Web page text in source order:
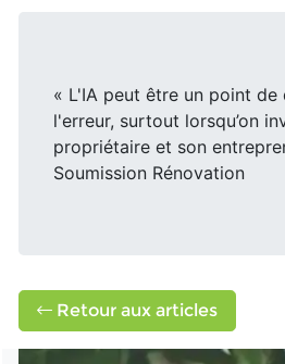
« L'IA peut être un point
l'erreur, surtout lorsqu’on
propriétaire et son
Soumission Rénovation
Retour aux articles